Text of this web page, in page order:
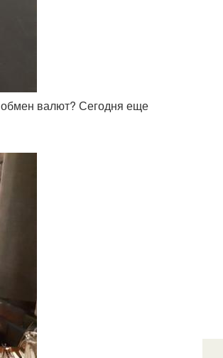
валют? Сегодня еще